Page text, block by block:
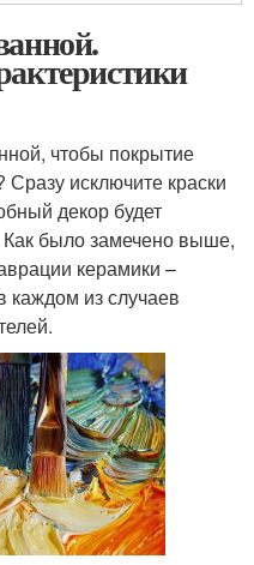
чтобы покрытие
исключите краски
декор будет
Как было замечено выше,
керамики –
каждом из случаев